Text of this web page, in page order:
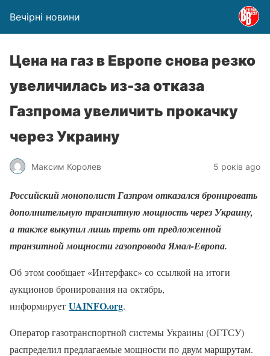
Вечірні новини
Цена на газ в Европе снова резко
увеличилась из-за отказа
Газпрома увеличить прокачку
через Украину
Максим Королев 5 років ago
Российский монополист Газпром отказался бронировать
дополнительную транзитную мощность через Украину,
а также выкупил лишь треть от предложенной
транзитной мощности газопровода Ямал-Европа.
Об этом сообщает «Интерфакс» со ссылкой на итоги
аукционов бронирования на октябрь,
информирует UAINFO.org.
Оператор газотранспортной системы Украины (ОГТСУ)
распределил предлагаемые мощности по двум маршрутам.